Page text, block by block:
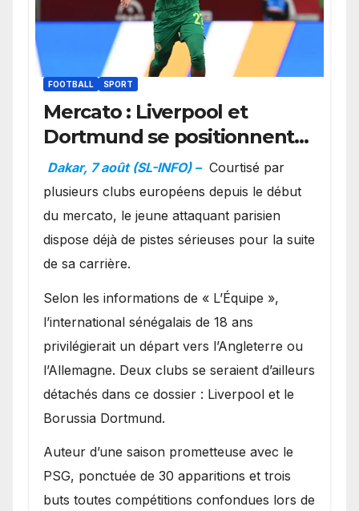
FOOTBALL SPORT
Mercato : Liverpool et
Dortmund se positionnent
en favoris pour recruter
Ibrahim Mbaye
Dakar, 7 août (SL-INFO) – Courtisé par
plusieurs clubs européens depuis le début
du mercato, le jeune attaquant parisien
dispose déjà de pistes sérieuses pour la suite
de sa carrière.
Selon les informations de « L’Équipe »,
l’international sénégalais de 18 ans
privilégierait un départ vers l’Angleterre ou
l’Allemagne. Deux clubs se seraient d’ailleurs
détachés dans ce dossier : Liverpool et le
Borussia Dortmund.
Auteur d’une saison prometteuse avec le
PSG, ponctuée de 30 apparitions et trois
buts toutes compétitions confondues lors de